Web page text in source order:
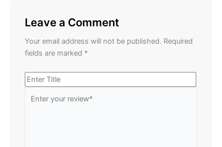
Leave a Comment
Your email address will not be published. Required
fields are marked *